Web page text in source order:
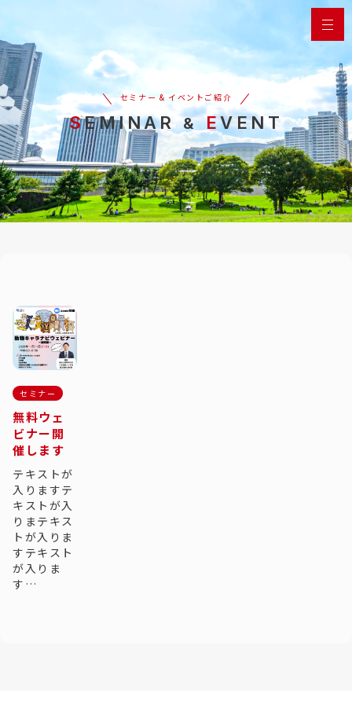
セミナー & イベントご紹介
SEMINAR& EVENT
セミナー
無料ウェ
ビナー開
催します
テキストが
入りますテ
キストが入
りまテキス
トが入りま
すテキスト
が入りま
す…